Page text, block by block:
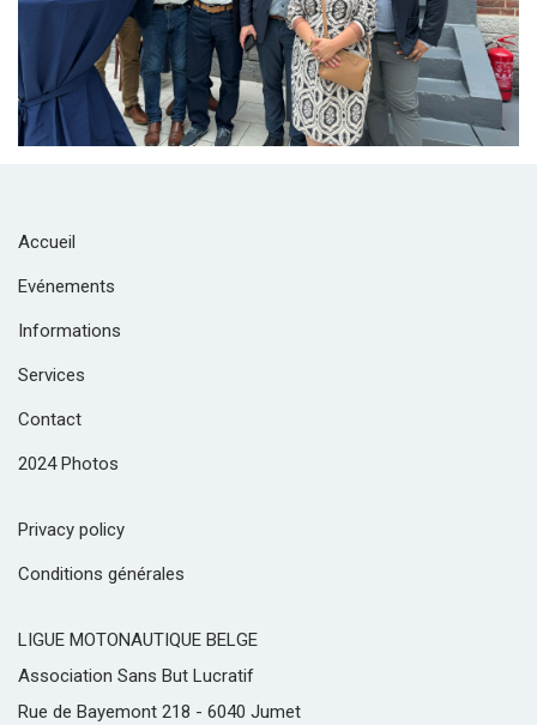
Accueil
Evénements
Informations
Services
Contact
2024 Photos
Privacy policy
Conditions générales
LIGUE MOTONAUTIQUE BELGE
Association Sans But Lucratif
Rue de Bayemont 218 - 6040 Jumet